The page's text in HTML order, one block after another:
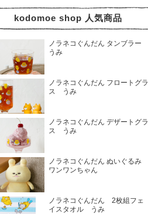
kodomoe shop 人気商品
ノラネコぐんだん タンブラー
うみ
ノラネコぐんだん フロートグラ
ス うみ
ノラネコぐんだん デザートグラ
ス うみ
ノラネコぐんだん ぬいぐるみ
ワンワンちゃん
ノラネコぐんだん 2枚組フェ
イスタオル うみ